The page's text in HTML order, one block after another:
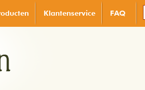
Klantenservice FAQ